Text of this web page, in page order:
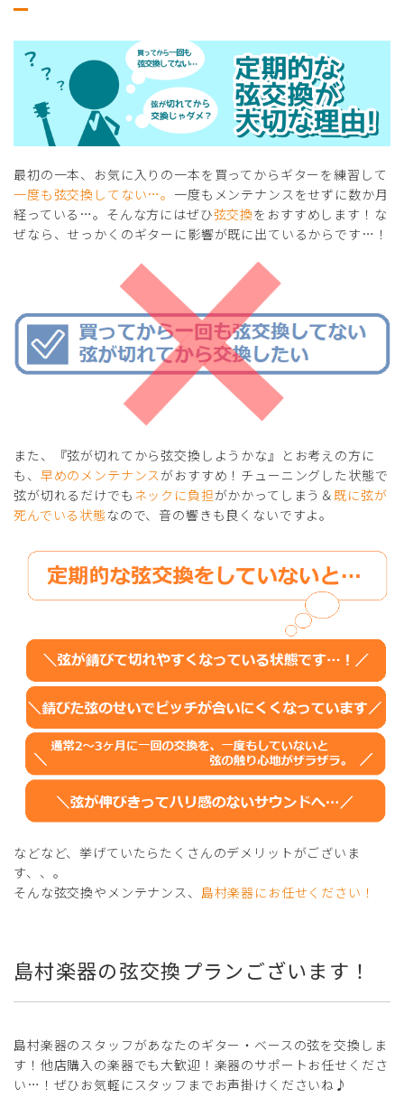
最初の一本、お気に入りの一本を買ってからギターを練習して
一度も弦交換してない…。 一度もメンテナンスをせずに数か月
経っている…。そんな方にはぜひ弦交換をおすすめします！な
ぜなら、せっかくのギターに影響が既に出ているからです…！
また、『弦が切れてから弦交換しようかな』とお考えの方に
も、 早めのメンテナンス がおすすめ！チューニングした状態で
弦が切れるだけでも ネックに負担がかかってしまう＆ 既に弦が
死んでいる状態なので、音の響きも良くないですよ。
などなど、挙げていたらたくさんのデメリットがございま
す、、。
そんな弦交換やメンテナンス、 島村楽器にお任せください！
島村楽器の弦交換プランございます！
島村楽器のスタッフがあなたのギター・ベースの弦を交換しま
す！他店購入の楽器でも大歓迎！楽器のサポートお任せくださ
い…！ぜひお気軽にスタッフまでお声掛けくださいね♪